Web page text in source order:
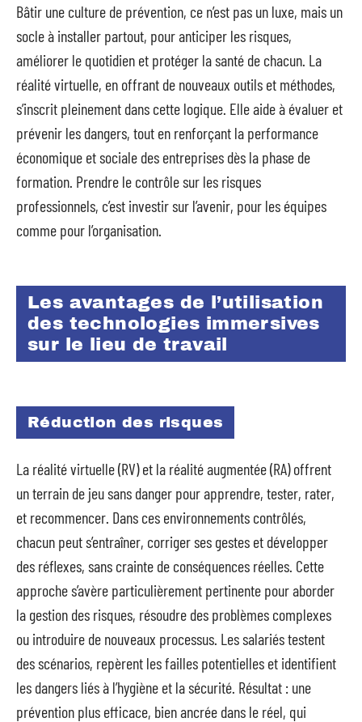
Bâtir une culture de prévention, ce n’est pas un luxe, mais un
socle à installer partout, pour anticiper les risques,
améliorer le quotidien et protéger la santé de chacun. La
réalité virtuelle, en offrant de nouveaux outils et méthodes,
s’inscrit pleinement dans cette logique. Elle aide à évaluer et
prévenir les dangers, tout en renforçant la performance
économique et sociale des entreprises dès la phase de
formation. Prendre le contrôle sur les risques
professionnels, c’est investir sur l’avenir, pour les équipes
comme pour l’organisation.
Les avantages de l’utilisation
des technologies immersives
sur le lieu de travail
Réduction des risques
La réalité virtuelle (RV) et la réalité augmentée (RA) offrent
un terrain de jeu sans danger pour apprendre, tester, rater,
et recommencer. Dans ces environnements contrôlés,
chacun peut s’entraîner, corriger ses gestes et développer
des réflexes, sans crainte de conséquences réelles. Cette
approche s’avère particulièrement pertinente pour aborder
la gestion des risques, résoudre des problèmes complexes
ou introduire de nouveaux processus. Les salariés testent
des scénarios, repèrent les failles potentielles et identifient
les dangers liés à l’hygiène et la sécurité. Résultat : une
prévention plus efficace, bien ancrée dans le réel, qui